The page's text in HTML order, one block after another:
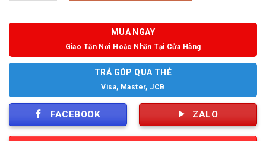
MUA NGAY
Giao Tận Nơi Hoặc Nhận Tại Cửa Hàng
TRẢ GÓP QUA THẺ
Visa, Master, JCB
FACEBOOK ZALO